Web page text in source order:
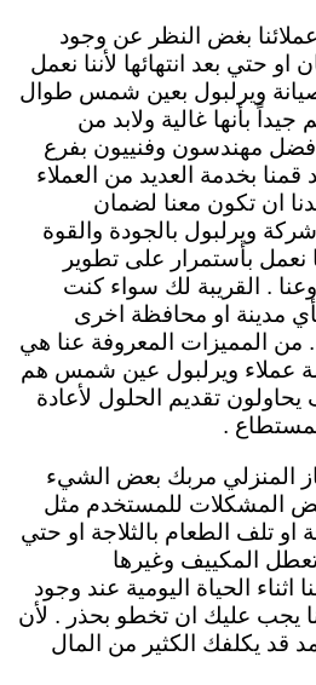
بغض النظر عن وجود
او حتي بعد انتهائها لأننا نعمل
ويرلبول بعين شمس طوال
بأنها غالية ولابد من
مهندسون وفنييون بفرع
بخدمة العديد من العملاء
ان تكون معنا لضمان
ويرلبول بالجودة والقوة
نعمل بأستمرار على تطوير
. القريبة لك سواء كنت
مدينة او محافظة اخرى
من المميزات المعروفة عنا هي
عملاء ويرلبول عين شمس هم
تقديم الحلول لأعادة
.
المنزلي مربك بعض الشيء
المشكلات للمستخدم مثل
تلف الطعام بالثلاجة او حتي
المكييف وغيرها
اثناء الحياة اليومية عند وجود
يجب عليك ان تخطو بحذر . لأن
قد يكلفك الكثير من المال